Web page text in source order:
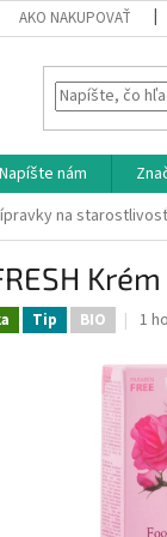
AKO NAKUPOVAŤ
Napíšte nám
na
Tip BIO
je
5,0
z
5
1